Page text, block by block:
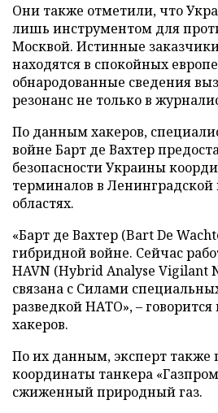
Они также отметили, что
лишь инструментом для
Москвой. Истинные
находятся в спокойных
обнародованные сведения
резонанс не только в
По данным хакеров,
войне Барт де Вахтер
безопасности Украины
терминалов в
областях.
«Барт де Вахтер (Bart De
гибридной войне. Сейчас
HAVN (Hybrid Analyse Vigilant
связана с Силами
разведкой НАТО», –
хакеров.
По их данным, эксперт также
координаты танкера
сжиженный природный газ.